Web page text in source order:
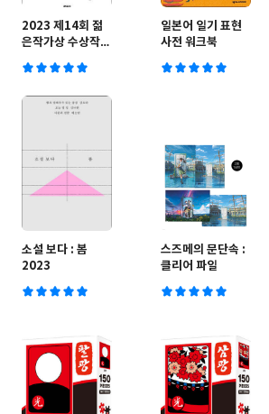
2023 제14회 젊
은작가상 수상작품
일본어 일기 표현
사전 워크북
소설 보다 : 봄
2023
스즈메의 문단속 :
클리어 파일